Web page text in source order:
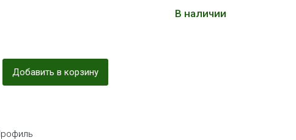
В наличии
Добавить в корзину